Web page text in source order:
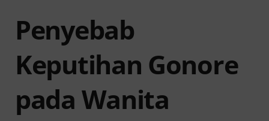
Penyebab
Keputihan Gonore
pada Wanita